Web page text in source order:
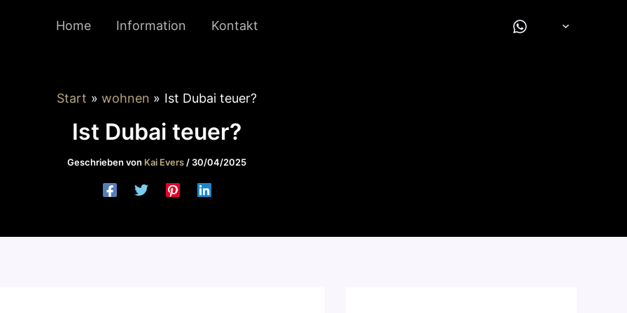
Home Information Kontakt
Start wohnen Ist Dubai teuer?
Ist Dubai teuer?
Geschrieben von Kai Evers / 30/04/2025